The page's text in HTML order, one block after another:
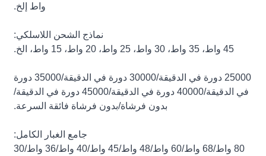
واط إلخ.
نماذج الشحن اللاسلكي:
45 واط، 35 واط، 30 واط، 25 واط، 20 واط، 15 واط، الخ.
25000 دورة في الدقيقة/30000 دورة في الدقيقة/35000 دورة
في الدقيقة/40000 دورة في الدقيقة/45000 دورة في الدقيقة/
بدون فرشاة/بدون فرشاة فائقة السرعة.
جامع الغبار الكامل:
80 واط/68 واط/60 واط/48 واط/45 واط/40 واط/36 واط/30